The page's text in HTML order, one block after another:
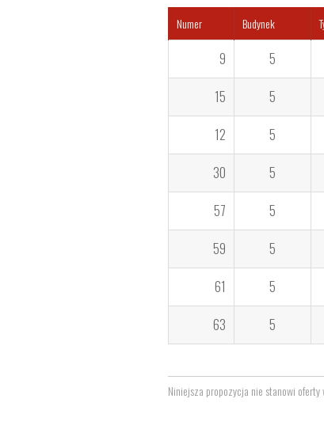
Numer Budynek
9 5
15 5
12 5
30 5
57 5
59 5
61 5
63 5
Niniejsza propozycja nie stanowi